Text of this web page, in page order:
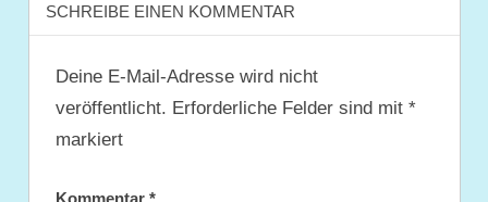
SCHREIBE EINEN KOMMENTAR
Deine E-Mail-Adresse wird nicht
veröffentlicht. Erforderliche Felder sind mit *
markiert
Kommentar *